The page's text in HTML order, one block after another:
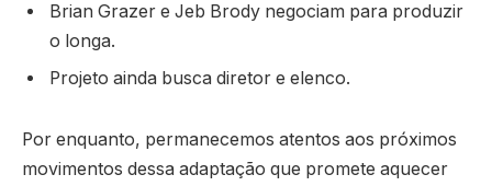
Brian Grazer e Jeb Brody negociam para produzir
o longa.
Projeto ainda busca diretor e elenco.
Por enquanto, permanecemos atentos aos próximos
movimentos dessa adaptação que promete aquecer